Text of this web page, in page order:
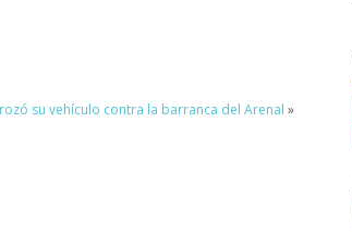
su vehículo contra la barranca del Arenal »